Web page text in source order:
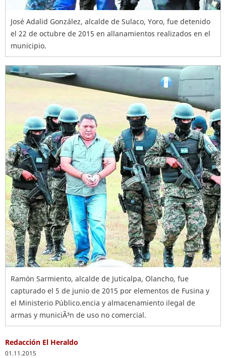
José Adalid González, alcalde de Sulaco, Yoro, fue detenido
el 22 de octubre de 2015 en allanamientos realizados en el
municipio.
Ramón Sarmiento, alcalde de Juticalpa, Olancho, fue
capturado el 5 de junio de 2015 por elementos de Fusina y
el Ministerio Público.encia y almacenamiento ilegal de
armas y municiÃ³n de uso no comercial.
Redacción El Heraldo
01.11.2015